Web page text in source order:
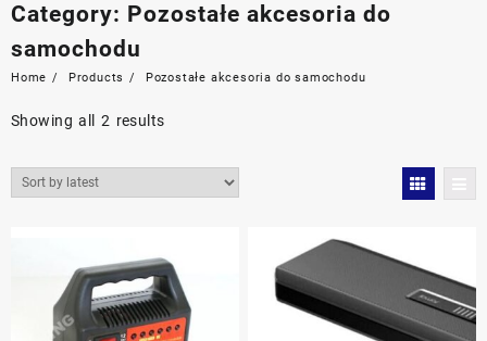
Category: Pozostałe akcesoria do
samochodu
Home Products Pozostałe akcesoria do samochodu
Showing all 2 results